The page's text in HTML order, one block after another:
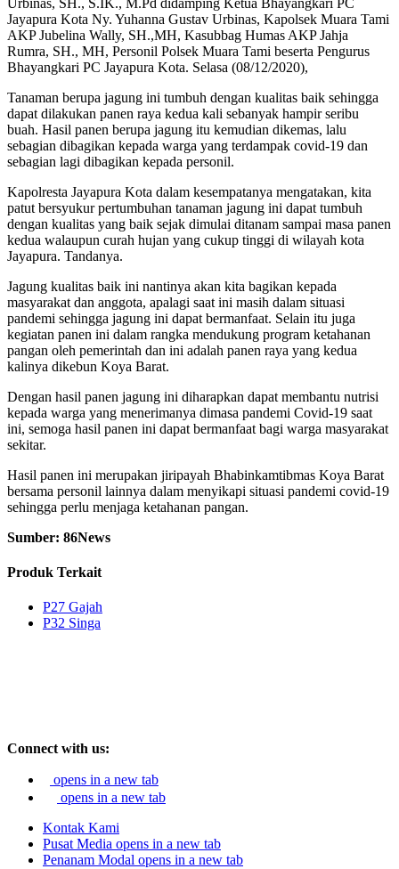
Jayapura Kota Ny. Yuhanna Gustav Urbinas, Kapolsek Muara Tami
AKP Jubelina Wally, SH.,MH, Kasubbag Humas AKP Jahja
Rumra, SH., MH, Personil Polsek Muara Tami beserta Pengurus
Bhayangkari PC Jayapura Kota. Selasa (08/12/2020),
Tanaman berupa jagung ini tumbuh dengan kualitas baik sehingga
dapat dilakukan panen raya kedua kali sebanyak hampir seribu
buah. Hasil panen berupa jagung itu kemudian dikemas, lalu
sebagian dibagikan kepada warga yang terdampak covid-19 dan
sebagian lagi dibagikan kepada personil.
Kapolresta Jayapura Kota dalam kesempatanya mengatakan, kita
patut bersyukur pertumbuhan tanaman jagung ini dapat tumbuh
dengan kualitas yang baik sejak dimulai ditanam sampai masa panen
kedua walaupun curah hujan yang cukup tinggi di wilayah kota
Jayapura. Tandanya.
Jagung kualitas baik ini nantinya akan kita bagikan kepada
masyarakat dan anggota, apalagi saat ini masih dalam situasi
pandemi sehingga jagung ini dapat bermanfaat. Selain itu juga
kegiatan panen ini dalam rangka mendukung program ketahanan
pangan oleh pemerintah dan ini adalah panen raya yang kedua
kalinya dikebun Koya Barat.
Dengan hasil panen jagung ini diharapkan dapat membantu nutrisi
kepada warga yang menerimanya dimasa pandemi Covid-19 saat
ini, semoga hasil panen ini dapat bermanfaat bagi warga masyarakat
sekitar.
Hasil panen ini merupakan jiripayah Bhabinkamtibmas Koya Barat
bersama personil lainnya dalam menyikapi situasi pandemi covid-19
sehingga perlu menjaga ketahanan pangan.
Sumber: 86News
Produk Terkait
P27 Gajah
P32 Singa
Connect with us:
opens in a new tab
opens in a new tab
Kontak Kami
Pusat Media opens in a new tab
Penanam Modal opens in a new tab